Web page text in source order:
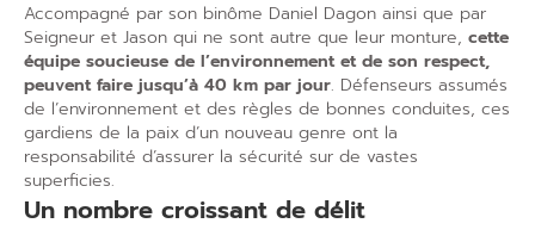
Accompagné par son binôme Daniel Dagon ainsi que par
Seigneur et Jason qui ne sont autre que leur monture, cette
équipe soucieuse de l’environnement et de son respect,
peuvent faire jusqu’à 40 km par jour. Défenseurs assumés
de l’environnement et des règles de bonnes conduites, ces
gardiens de la paix d’un nouveau genre ont la
responsabilité d’assurer la sécurité sur de vastes
superficies.
Un nombre croissant de délit